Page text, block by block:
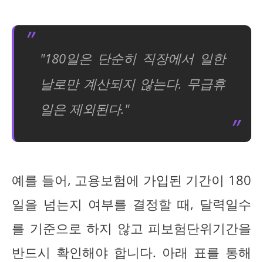
"180일은 단순히 직장에서 일한
날로만 계산되지 않는다. 무급휴
일은 제외된다."
예를 들어, 고용보험에 가입된 기간이 180
일을 넘는지 여부를 결정할 때, 달력일수
를 기준으로 하지 않고 피보험단위기간을
반드시 확인해야 합니다. 아래 표를 통해